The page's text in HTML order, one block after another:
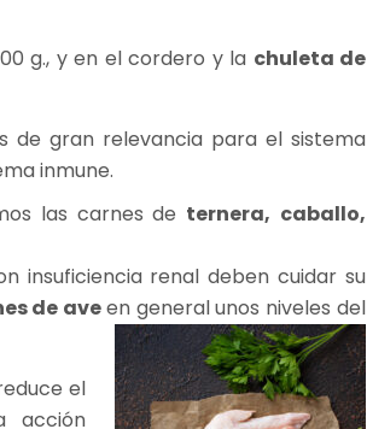
g., y en el cordero y la chuleta de
de gran relevancia para el sistema
inmune.
las carnes de ternera, caballo,
insuficiencia renal deben cuidar su
de aveen general unos niveles del
el
acción